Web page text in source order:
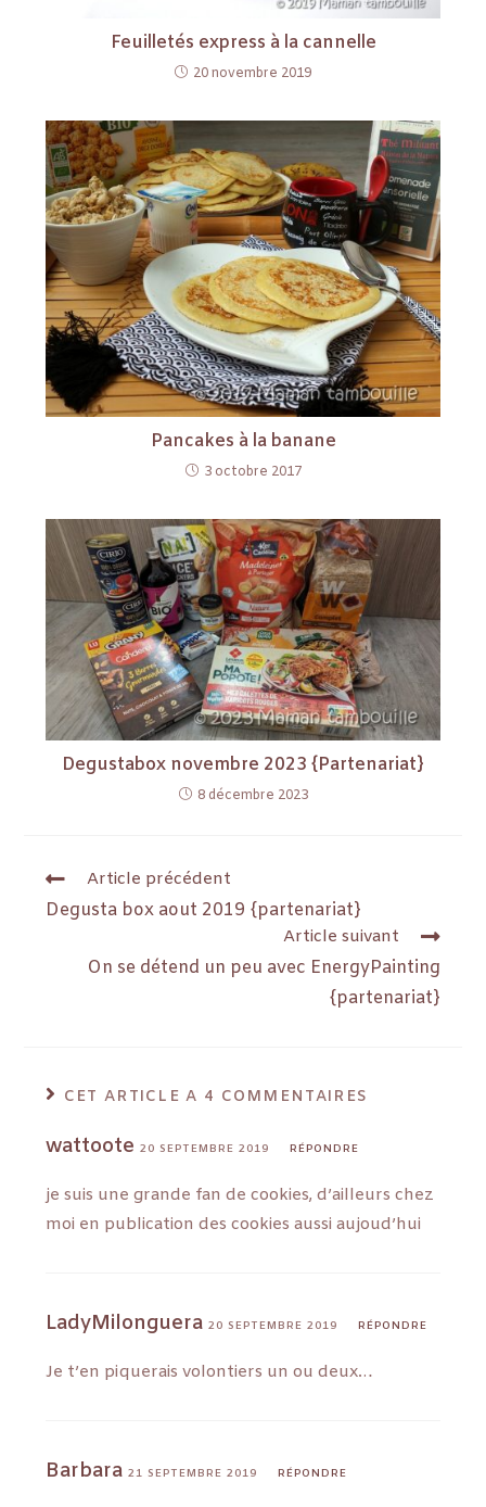
Feuilletés express à la cannelle
20 novembre 2019
Pancakes à la banane
3 octobre 2017
Degustabox novembre 2023 {Partenariat}
8 décembre 2023
Article précédent
Degusta box aout 2019 {partenariat}
Article suivant
On se détend un peu avec EnergyPainting
{partenariat}
CET ARTICLE A 4 COMMENTAIRES
wattoote 20 SEPTEMBRE 2019 RÉPONDRE
je suis une grande fan de cookies, d’ailleurs chez
moi en publication des cookies aussi aujoud’hui
LadyMilonguera 20 SEPTEMBRE 2019 RÉPONDRE
Je t’en piquerais volontiers un ou deux…
Barbara 21 SEPTEMBRE 2019 RÉPONDRE